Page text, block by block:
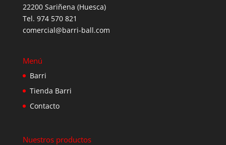
22200 Sariñena (Huesca)
Tel. 974 570 821
comercial@barri-ball.com
Menú
Barri
Tienda Barri
Contacto
Nuestros productos